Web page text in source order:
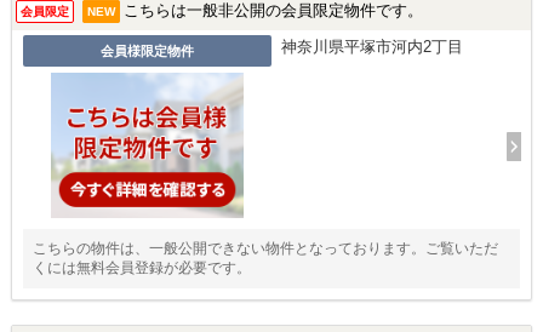
会員限定 NEW こちらは一般非公開の会員限定物件です。
会員様限定物件 神奈川県平塚市河内2丁目
こちらの物件は、一般公開できない物件となっております。ご覧いただ
くには無料会員登録が必要です。